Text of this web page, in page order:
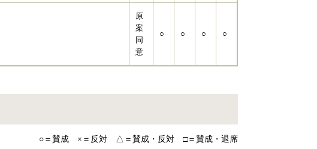
原
案
同
意
○ ○ ○ ○
○＝賛成 ×＝反対 △＝賛成・反対 □＝賛成・退席